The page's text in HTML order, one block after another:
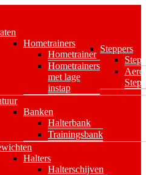
Hometrainers
Hometrainer
Hometrainers
met lage
instap
Steppers
Banken
Halterbank
Trainingsbank
Halters
Halterschijven